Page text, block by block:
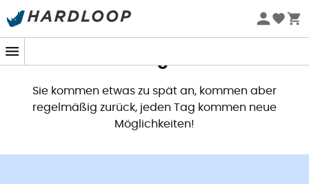
Dieses Produkt ist nicht länger
Sie kommen etwas zu spät an, kommen aber
regelmäßig zurück, jeden Tag kommen neue
Möglichkeiten!